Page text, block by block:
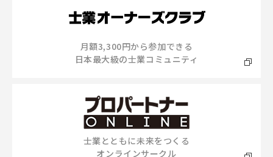
月額3,300円から参加できる
日本最大級の士業コミュニティ
士業とともに未来をつくる
オンラインサークル